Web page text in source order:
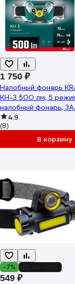
1 750 ₽
Налобный фонарь
KH-3 500 лм, 5
налобный фонарь,
4.9
(8)
В корзину
-7%
549 ₽